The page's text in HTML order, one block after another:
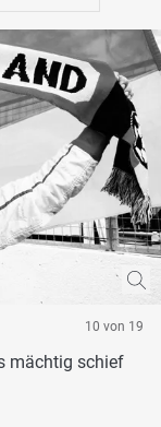
10 von 19
mächtig schief